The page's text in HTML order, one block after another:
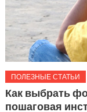
ПОЛЕЗНЫЕ СТАТЬИ
Как выбрать
пошаговая